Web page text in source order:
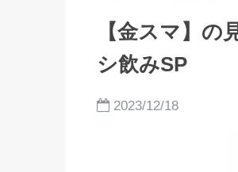
【金スマ】の
シ飲みSP
2023/12/18